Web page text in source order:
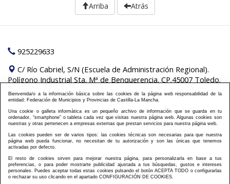
Arriba Atrás
925229633
C/ Río Cabriel, S/N (Escuela de Administración Regional).
Polígono Industrial Sta. Mª de Benquerencia. CP.45007 Toledo.
Pilar de los Reyes Montero:formacion@fempclm.es
Política Cookies|Política Privacidad|Información
|Plan de formación|Aviso Legal|Cursos On Line
|Semipresenciales|Presenciales|Contacto|Acceso
Campus|Matriculación
|Criterios de Admisión|Responsabilidad en el proceso
de inscripción|Mapa Web
Bienvenida/o a la información básica sobre las cookies de la página web responsabilidad de la
entidad: Federación de Municipios y Provincias de Castilla-La Mancha.
Una cookie o galleta informática es un pequeño archivo de información que se guarda en tu
ordenador, “smartphone” o tableta cada vez que visitas nuestra página web. Algunas cookies son
nuestras y otras pertenecen a empresas externas que prestan servicios para nuestra página web.
Las cookies pueden ser de varios tipos: las cookies técnicas son necesarias para que nuestra
página web pueda funcionar, no necesitan de tu autorización y son las únicas que tenemos
activadas por defecto.
El resto de cookies sirven para mejorar nuestra página, para personalizarla en base a tus
preferencias, o para poder mostrarte publicidad ajustada a tus búsquedas, gustos e intereses
personales. Puedes aceptar todas estas cookies pulsando el botón ACEPTA TODO o configurarlas
o rechazar su uso clicando en el apartado CONFIGURACIÓN DE COOKIES.